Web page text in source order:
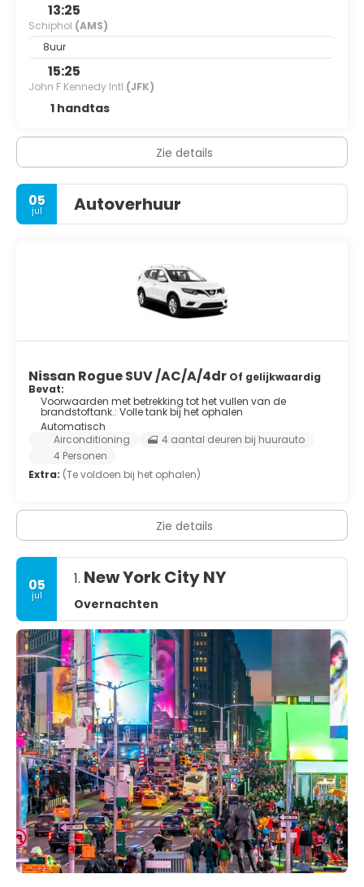
13:25
Schiphol (AMS)
8uur
15:25
John F Kennedy Intl (JFK)
1 handtas
Zie details
05
jul Autoverhuur
Nissan Rogue SUV /AC/A/4dr Of gelijkwaardig
Bevat:
Voorwaarden met betrekking tot het vullen van de
brandstoftank.: Volle tank bij het ophalen
Automatisch
Airconditioning
4 aantal deuren bij huurauto
4 Personen
Extra: (Te voldoen bij het ophalen)
Zie details
05
jul
1. New York City NY
Overnachten